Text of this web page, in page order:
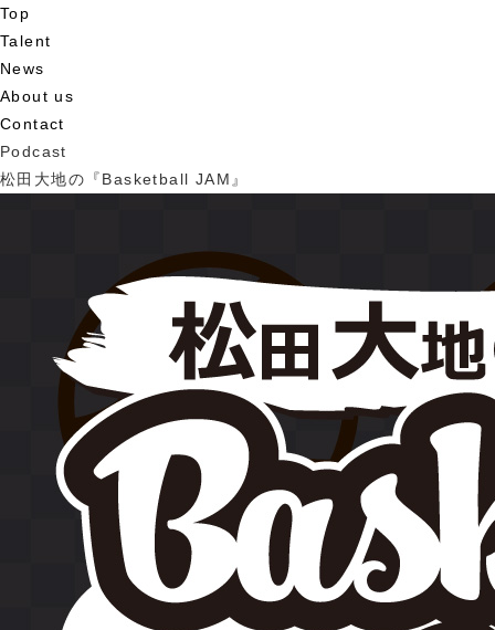
Top
Talent
News
About us
Contact
Podcast
松田大地の『Basketball JAM』